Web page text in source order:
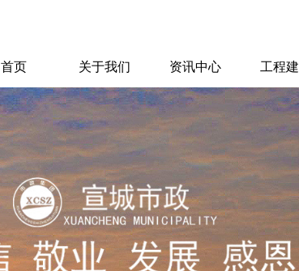
首页 关于我们 资讯中心 工程